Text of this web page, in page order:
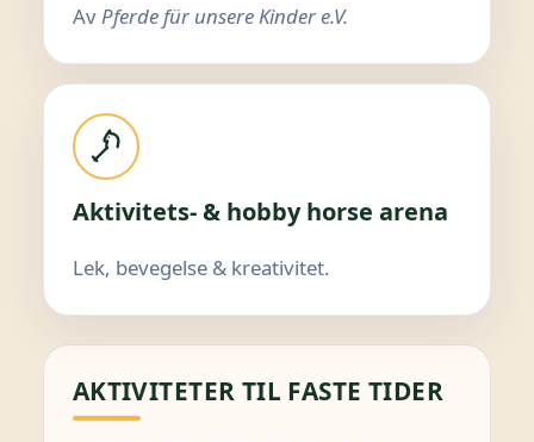
AvPferde für unsere Kinder e.V.
Aktivitets- & hobby horse arena
Lek, bevegelse & kreativitet.
AKTIVITETER TIL FASTE TIDER